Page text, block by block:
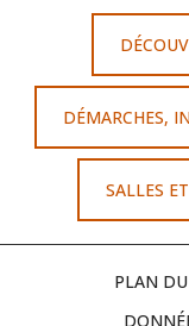
DÉMARCHES,
SALLES
PLAN